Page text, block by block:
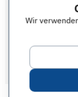
Wir
der
PwC Big
Consulting
PwC Big Sail
Studenten –
9.-12.